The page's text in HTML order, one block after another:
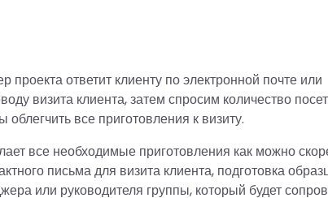
ответит клиенту по электронной почте или
визита клиента, затем спросим количество
все приготовления к визиту.
все необходимые приготовления как можно
письма для визита клиента, подготовка
или руководителя группы, который будет